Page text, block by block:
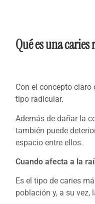
Qué es una
Con el concepto claro
tipo radicular.
Además de dañar la
también puede
espacio entre ellos.
Cuando afecta a la
Es el tipo de caries
población y, a su vez,